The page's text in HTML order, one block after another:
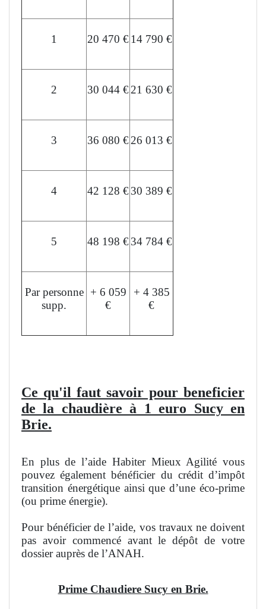
1 20 470 €14 790 €
2 30 044 €21 630 €
3 36 080 €26 013 €
4 42 128 €30 389 €
5 48 198 €34 784 €
Par personne
supp.
+ 6 059
€
+ 4 385
€
Ce qu'il faut savoir pour beneficier
de la chaudière à 1 euro Sucy en
Brie.
En plus de l’aide Habiter Mieux Agilité vous
pouvez également bénéficier du crédit d’impôt
transition énergétique ainsi que d’une éco-prime
(ou prime énergie).
Pour bénéficier de l’aide, vos travaux ne doivent
pas avoir commencé avant le dépôt de votre
dossier auprès de l’ANAH.
Prime Chaudiere Sucy en Brie.